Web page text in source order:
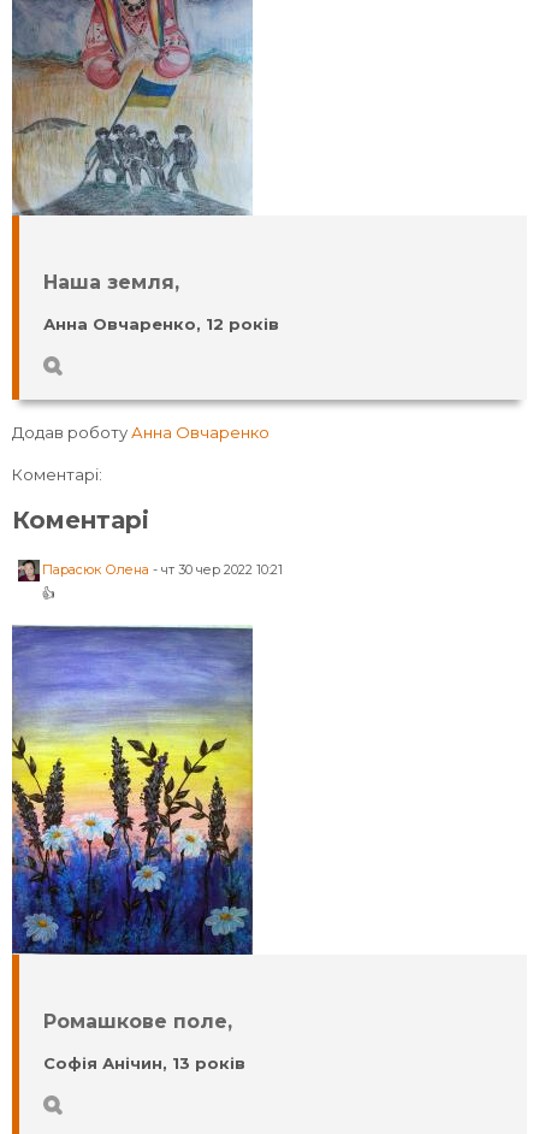
Наша земля,
Анна Овчаренко, 12 років
Додав роботуАнна Овчаренко
Коментарі:
Коментарі
Парасюк Олена -чт 30 чер 2022 10:21
👍
Ромашкове поле,
Софія Анічин, 13 років